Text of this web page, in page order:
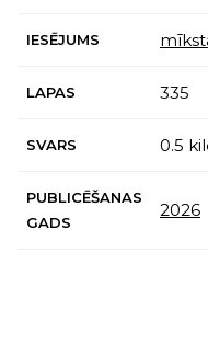
IESĒJUMS
LAPAS 335
SVARS 0.5
PUBLICĒŠANAS
GADS
2026